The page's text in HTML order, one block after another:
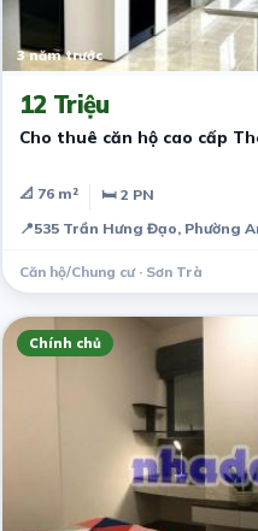
3 năm trước
12 Triệu
Cho thuê căn hộ cao cấp
📐 76 m²
🛏 2 PN
📍535 Trần Hưng Đạo, Phường
Căn hộ/Chung cư · Sơn Trà
Chính chủ